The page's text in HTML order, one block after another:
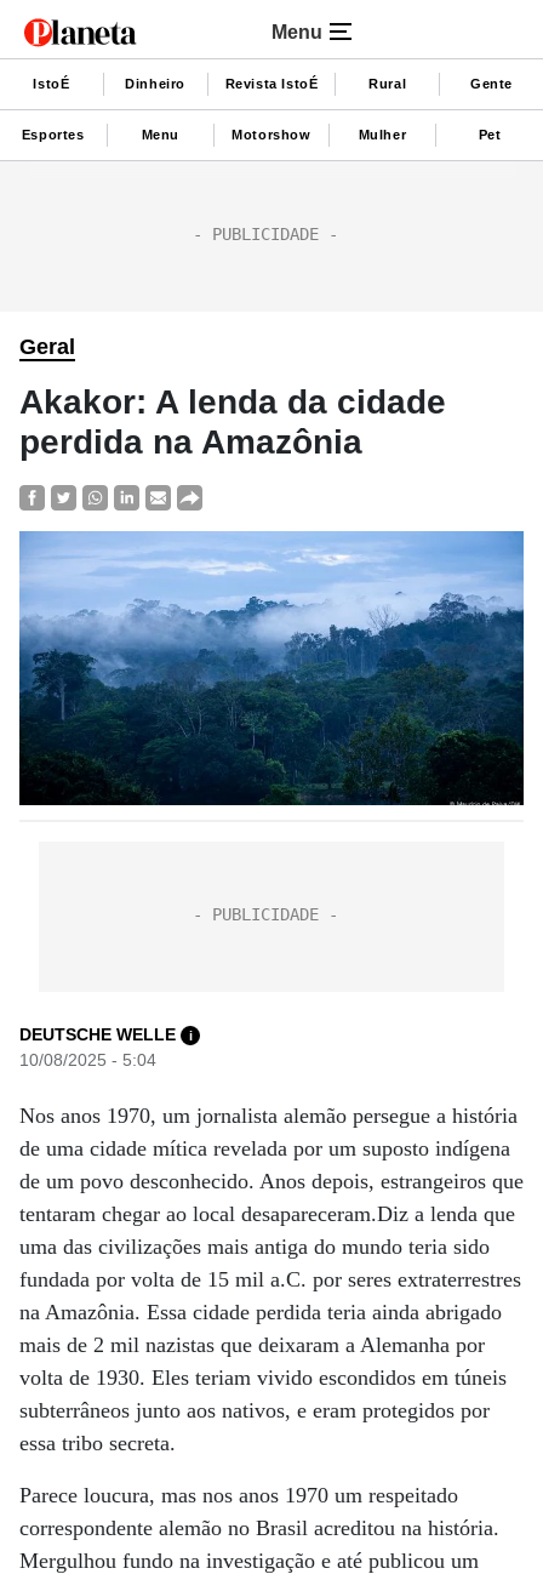
Menu
IstoÉ Dinheiro Revista IstoÉ Rural Gente
Esportes Menu Motorshow Mulher Pet
Geral
Akakor: A lenda da cidade
perdida na Amazônia
DEUTSCHE WELLE i
10/08/2025 - 5:04
Nos anos 1970, um jornalista alemão persegue a história
de uma cidade mítica revelada por um suposto indígena
de um povo desconhecido. Anos depois, estrangeiros que
tentaram chegar ao local desapareceram.Diz a lenda que
uma das civilizações mais antiga do mundo teria sido
fundada por volta de 15 mil a.C. por seres extraterrestres
na Amazônia. Essa cidade perdida teria ainda abrigado
mais de 2 mil nazistas que deixaram a Alemanha por
volta de 1930. Eles teriam vivido escondidos em túneis
subterrâneos junto aos nativos, e eram protegidos por
essa tribo secreta.
Parece loucura, mas nos anos 1970 um respeitado
correspondente alemão no Brasil acreditou na história.
Mergulhou fundo na investigação e até publicou um